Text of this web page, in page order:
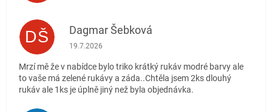
DŠ Dagmar Šebková
Hodnocení obchodu je 4 z 5 hvězdiček.
19.7.2026
Mrzí mě že v nabídce bylo triko krátký rukáv modré barvy ale
to vaše má zelené rukávy a záda..Chtěla jsem 2ks dlouhý
rukáv ale 1ks je úplně jiný než byla objednávka.